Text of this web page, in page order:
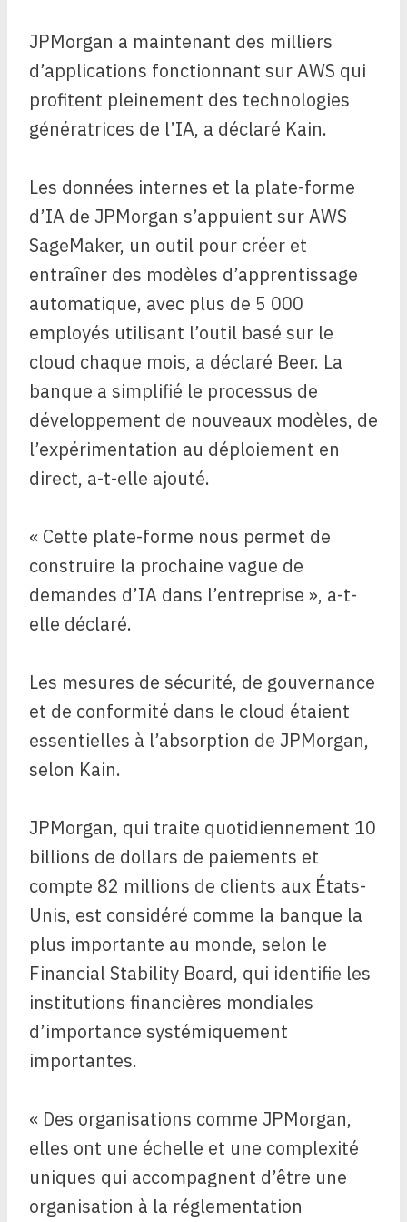
JPMorgan a maintenant des milliers
d’applications fonctionnant sur AWS qui
profitent pleinement des technologies
génératrices de l’IA, a déclaré Kain.
Les données internes et la plate-forme
d’IA de JPMorgan s’appuient sur AWS
SageMaker, un outil pour créer et
entraîner des modèles d’apprentissage
automatique, avec plus de 5 000
employés utilisant l’outil basé sur le
cloud chaque mois, a déclaré Beer. La
banque a simplifié le processus de
développement de nouveaux modèles, de
l’expérimentation au déploiement en
direct, a-t-elle ajouté.
« Cette plate-forme nous permet de
construire la prochaine vague de
demandes d’IA dans l’entreprise », a-t-
elle déclaré.
Les mesures de sécurité, de gouvernance
et de conformité dans le cloud étaient
essentielles à l’absorption de JPMorgan,
selon Kain.
JPMorgan, qui traite quotidiennement 10
billions de dollars de paiements et
compte 82 millions de clients aux États-
Unis, est considéré comme la banque la
plus importante au monde, selon le
Financial Stability Board, qui identifie les
institutions financières mondiales
d’importance systémiquement
importantes.
« Des organisations comme JPMorgan,
elles ont une échelle et une complexité
uniques qui accompagnent d’être une
organisation à la réglementation